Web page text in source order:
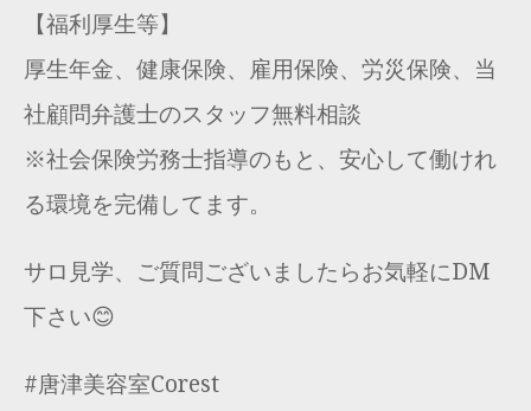
【福利厚生等】
厚生年金、健康保険、雇用保険、労災保険、当
社顧問弁護士のスタッフ無料相談
※社会保険労務士指導のもと、安心して働けれ
る環境を完備してます。
サロ見学、ご質問ございましたらお気軽にDM
下さい😊
#唐津美容室Corest